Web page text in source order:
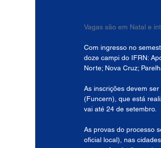
Vagas são em Natal e
Com ingresso no
doze campi do IFRN:
Norte; Nova Cruz;
As inscrições devem
(Funcern), que está
vai até 24 de setembro.
As provas do processo
oficial local), nas